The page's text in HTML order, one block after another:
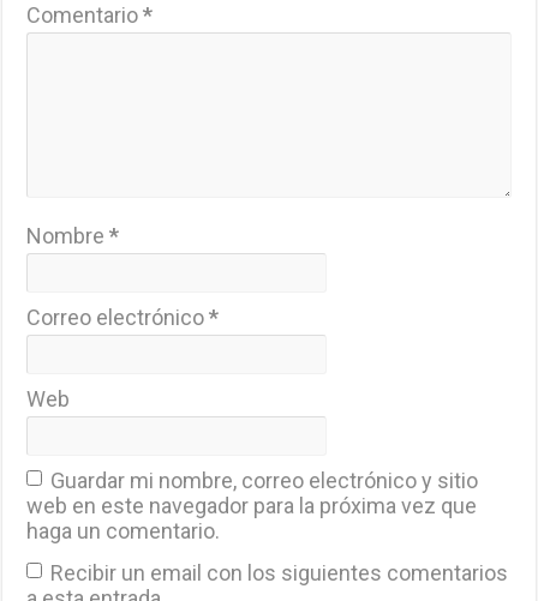
Comentario*
Nombre*
Correo electrónico*
Web
Guardar mi nombre, correo electrónico y sitio
web en este navegador para la próxima vez que
haga un comentario.
Recibir un email con los siguientes comentarios